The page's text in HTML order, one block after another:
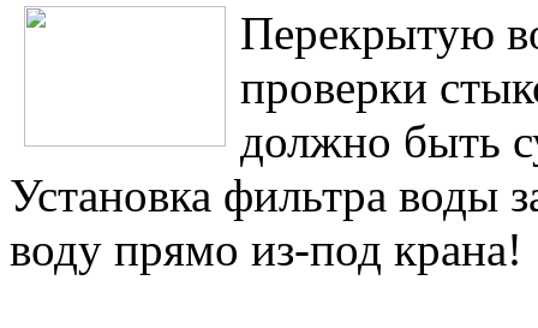
Перекрытую
проверки
должно быть
Установка фильтра воды
воду прямо из-под крана!